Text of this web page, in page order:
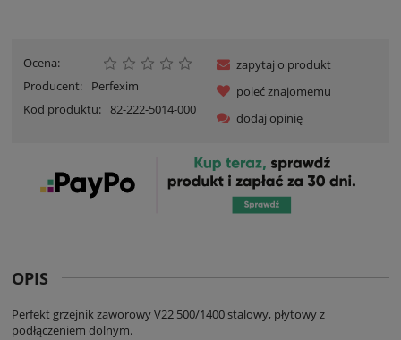
Ocena:
Producent:
Perfexim
Kod produktu: 82-222-5014-000
zapytaj o produkt
poleć znajomemu
dodaj opinię
OPIS
Perfekt grzejnik zaworowy V22 500/1400 stalowy, płytowy z
podłączeniem dolnym.